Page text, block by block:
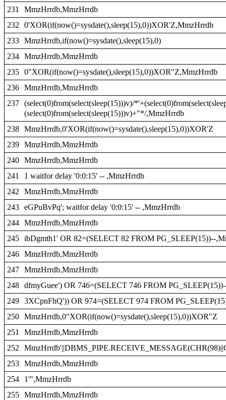
231
MmzHrrdb,MmzHrrdb
232
0'XOR(if(now()=sysdate(),sleep(15),0))XOR'Z,MmzHrrdb
233 MmzHrrdb,if(now()=sysdate(),sleep(15),0)
234 MmzHrrdb,MmzHrrdb
235 0"XOR(if(now()=sysdate(),sleep(15),0))XOR"Z,MmzHrrdb
236 MmzHrrdb,MmzHrrdb
237 (select(0)from(select(sleep(15)))v)/
(select(0)from(select(sleep(15)))v)+"*/,MmzHrrdb
238 MmzHrrdb,0'XOR(if(now()=sysdate(),sleep(15),0))XOR'Z
239 MmzHrrdb,MmzHrrdb
240 MmzHrrdb,MmzHrrdb
241
1 waitfor delay '0:0:15' -- ,MmzHrrdb
242
MmzHrrdb,MmzHrrdb
243 eGPuBvPq'; waitfor delay '0:0:15' -- ,MmzHrrdb
244 MmzHrrdb,MmzHrrdb
245 ibDgmth1' OR 82=(SELECT 82 FROM PG_SLEEP(15))--
246 MmzHrrdb,MmzHrrdb
247 MmzHrrdb,MmzHrrdb
248 dfmyGuee') OR 746=(SELECT 746 FROM
249 3XCpnFhQ')) OR 974=(SELECT 974 FROM
250 MmzHrrdb,0"XOR(if(now()=sysdate(),sleep(15),0))XOR"Z
251
MmzHrrdb,MmzHrrdb
252
253 MmzHrrdb,MmzHrrdb
254
1'",MmzHrrdb
255 MmzHrrdb,MmzHrrdb